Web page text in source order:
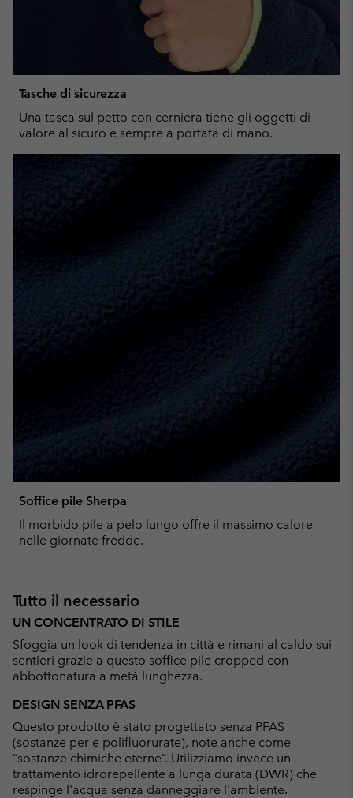
Tasche di sicurezza
Una tasca sul petto con cerniera tiene gli oggetti di
valore al sicuro e sempre a portata di mano.
Soffice pile Sherpa
Il morbido pile a pelo lungo offre il massimo calore
nelle giornate fredde.
Tutto il necessario
UN CONCENTRATO DI STILE
Sfoggia un look di tendenza in città e rimani al caldo sui
sentieri grazie a questo soffice pile cropped con
abbottonatura a metà lunghezza.
DESIGN SENZA PFAS
Questo prodotto è stato progettato senza PFAS
(sostanze per e polifluorurate), note anche come
“sostanze chimiche eterne”. Utilizziamo invece un
trattamento idrorepellente a lunga durata (DWR) che
respinge l'acqua senza danneggiare l'ambiente.